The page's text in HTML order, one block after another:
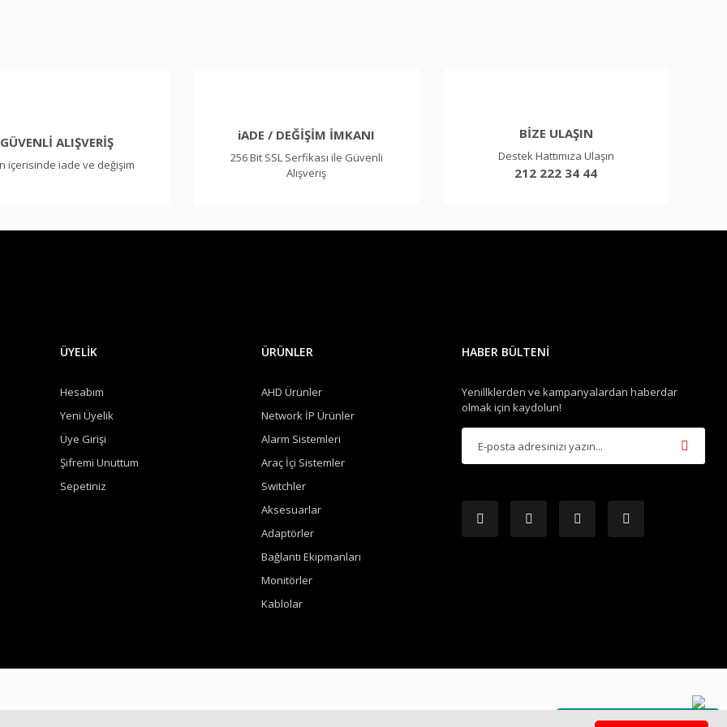
Gönder
GÜVENLİ ALIŞVERİŞ
içerisinde iade ve değişim
iADE / DEĞİŞİM İMKANI
256 Bit SSL Serfikası ile Güvenli
Alışveriş
BİZE ULAŞIN
Destek Hattımıza Ulaşın
212 222 34 44
ÜYELİK
Hesabım
Yeni Üyelik
Üye Girişi
Şifremi Unuttum
Sepetiniz
ÜRÜNLER
AHD Ürünler
Network İP Ürünler
Alarm Sistemleri
Araç İçi Sistemler
Switchler
Aksesuarlar
Adaptörler
Bağlantı Ekipmanları
Monitörler
Kablolar
HABER BÜLTENİ
Yenillklerden ve kampanyalardan haberdar
olmak için kaydolun!